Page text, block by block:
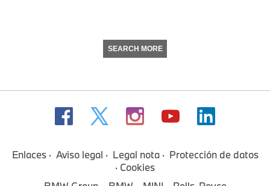
SEARCH MORE
Enlaces Aviso legal Legal nota
Protección de datos
Cookies